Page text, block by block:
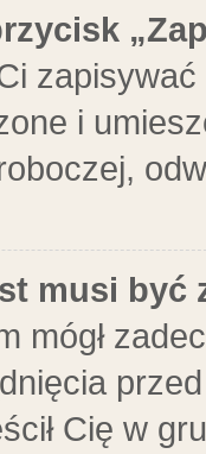
i
musi być
mógł
Cię w